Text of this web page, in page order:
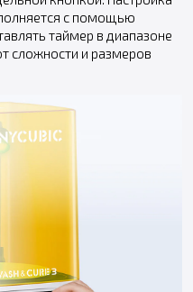
с помощью
таймер в диапазоне
сложности и размеров